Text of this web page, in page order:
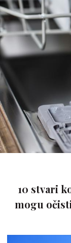
10 stvari
mogu